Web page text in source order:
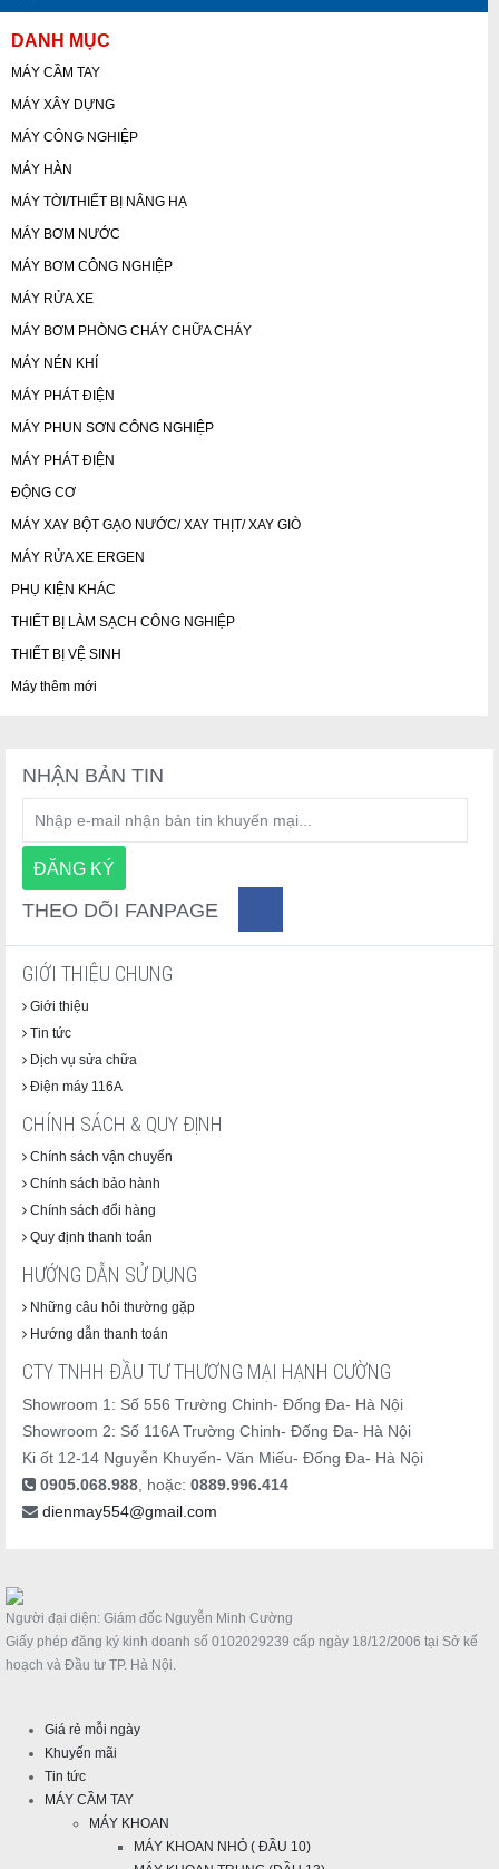
DANH MỤC
MÁY CẦM TAY
MÁY XÂY DỰNG
MÁY CÔNG NGHIỆP
MÁY HÀN
MÁY TỜI/THIẾT BỊ NÂNG HẠ
MÁY BƠM NƯỚC
MÁY BƠM CÔNG NGHIỆP
MÁY RỬA XE
MÁY BƠM PHÒNG CHÁY CHỮA CHÁY
MÁY NÉN KHÍ
MÁY PHÁT ĐIỆN
MÁY PHUN SƠN CÔNG NGHIỆP
MÁY PHÁT ĐIỆN
ĐỘNG CƠ
MÁY XAY BỘT GẠO NƯỚC/ XAY THỊT/ XAY GIÒ
MÁY RỬA XE ERGEN
PHỤ KIỆN KHÁC
THIẾT BỊ LÀM SẠCH CÔNG NGHIỆP
THIẾT BỊ VỆ SINH
Máy thêm mới
NHẬN BẢN TIN
THEO DÕI FANPAGE
GIỚI THIỆU CHUNG
Giới thiệu
Tin tức
Dịch vụ sửa chữa
Điện máy 116A
CHÍNH SÁCH & QUY ĐỊNH
Chính sách vận chuyển
Chính sách bảo hành
Chính sách đổi hàng
Quy định thanh toán
HƯỚNG DẪN SỬ DỤNG
Những câu hỏi thường gặp
Hướng dẫn thanh toán
CTY TNHH ĐẦU TƯ THƯƠNG MẠI HẠNH CƯỜNG
Showroom 1: Số 556 Trường Chinh- Đống Đa- Hà Nội
Showroom 2: Số 116A Trường Chinh- Đống Đa- Hà Nội
Ki ốt 12-14 Nguyễn Khuyến- Văn Miếu- Đống Đa- Hà Nội
0905.068.988 , hoặc: 0889.996.414
dienmay554@gmail.com
Người đại diện: Giám đốc Nguyễn Minh Cường
Giấy phép đăng ký kinh doanh số 0102029239 cấp ngày 18/12/2006 tại Sở kế
hoạch và Đầu tư TP. Hà Nội.
Giá rẻ mỗi ngày
Khuyến mãi
Tin tức
MÁY CẦM TAY
MÁY KHOAN
MÁY KHOAN NHỎ ( ĐẦU 10)